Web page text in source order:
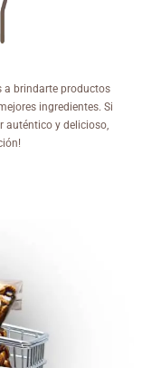
a brindarte productos
ingredientes. Si
auténtico y delicioso,